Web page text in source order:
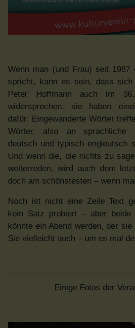
Wenn man (und Frau) seit 1987
spricht, kann es sein, dass sich
Peter Hoffmann auch im
widersprechen, sie haben
dafür. Eingewanderte Wörter
Wörter, also an sprachliche
deutsch und typisch engleutsch
Und wenn die, die nichts zu
weiterreden, wird auch dem
doch am schönstesten – wenn
Noch ist nicht eine Zeile Text
kein Satz probiert – aber
könnte ein Abend werden, der
Sie vielleicht auch – um es mal
Einige Fotos der